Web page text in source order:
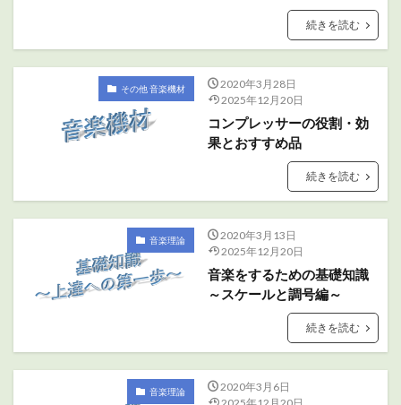
続きを読む
その他 音楽機材
2020年3月28日
2025年12月20日
コンプレッサーの役割・効
果とおすすめ品
続きを読む
音楽理論
2020年3月13日
2025年12月20日
音楽をするための基礎知識
～スケールと調号編～
続きを読む
音楽理論
2020年3月6日